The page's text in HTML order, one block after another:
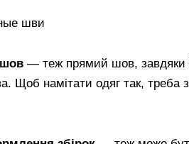
шви
— теж прямий шов, завдяки
Щоб намітати одяг так,